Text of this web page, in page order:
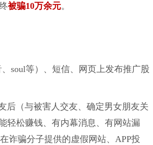
被骗10万余元。
soul等）、短信、网页上发布推广股
后（与被害人交友、确定男女朋友关
轻松赚钱、有内幕消息、有网站漏
诈骗分子提供的虚假网站、APP投